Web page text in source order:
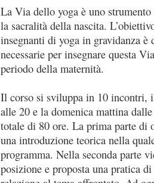
La Via dello yoga è uno
la sacralità della nascita.
insegnanti di yoga in gravidanza è
necessarie per insegnare questa
periodo della maternità.
Il corso si sviluppa in 10 incontri,
alle 20 e la domenica mattina
totale di 80 ore. La prima parte di
una introduzione teorica nella
programma. Nella seconda parte
posizione e proposta una pratica